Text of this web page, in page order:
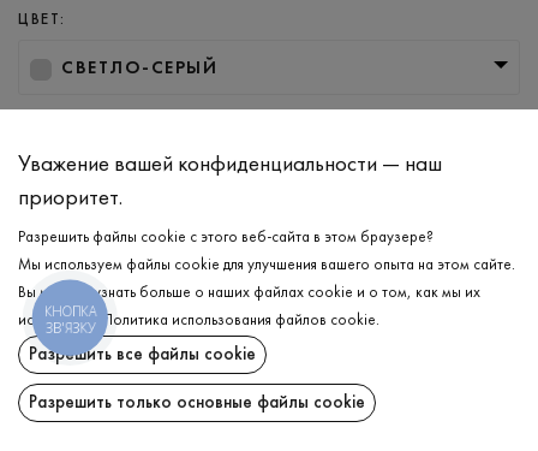
ЦВЕТ:
СВЕТЛО-СЕРЫЙ
S M L XL XXL 3XL
ВЫБЕРИТЕ РАЗМЕР
Худи утепленный
ДОБАВИТЬ В КОРЗИНУ
ОПИСАНИЕ
Уважение вашей конфиденциальности — наш
приоритет.
Разрешить файлы cookie с этого веб-сайта в этом браузере?
Мы используем файлы cookie для улучшения вашего опыта на этом сайте.
Вы можете узнать больше о наших файлах cookie и о том, как мы их
используем.
Политика использования файлов cookie.
Разрешить все файлы cookie
Разрешить только основные файлы cookie
КНОПКА
ЗВ'ЯЗКУ